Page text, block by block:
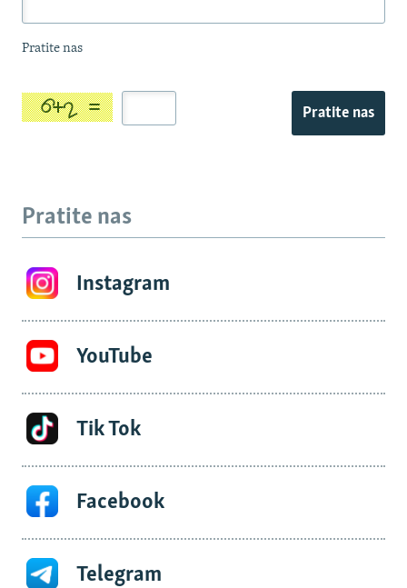
Pratite nas
Pratite nas
Pratite nas
Instagram
YouTube
Tik Tok
Facebook
Telegram